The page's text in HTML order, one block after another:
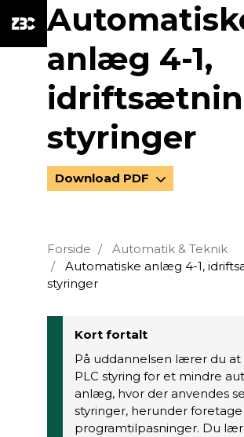
anlæg 4-1,
styringer
Download PDF
Forside
Automatik & Teknik
Automatiske anlæg 4-1,
styringer
Kort fortalt
På uddannelsen lærer du
PLC styring for et mindre
anlæg, hvor der anvendes
styringer, herunder foretage
programtilpasninger. Du